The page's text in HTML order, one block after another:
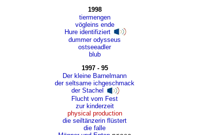
1998
tiermengen
vögleins ende
Hure identifiziert
dummer odysseus
ostseeadler
blub
1997 - 95
Der kleine Barnelmann
der seltsame ichgeschmack
der Stachel
Flucht vom Fest
zur kinderzeit
physical production
die seiltänzerin flüstert
die falle